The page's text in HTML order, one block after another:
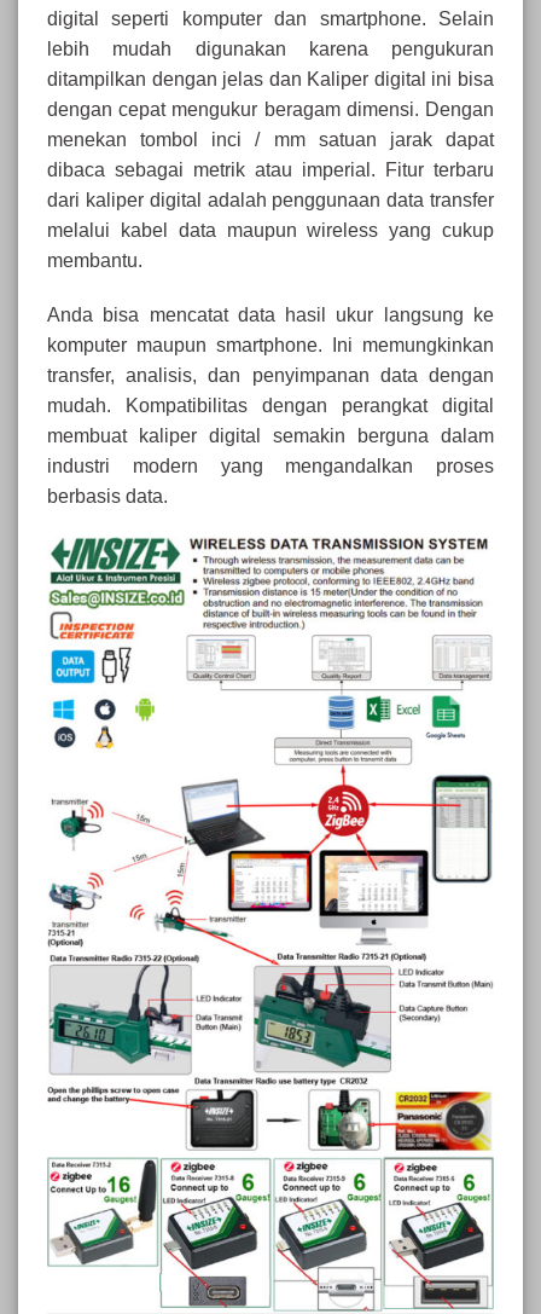
digital seperti komputer dan smartphone. Selain
lebih mudah digunakan karena pengukuran
ditampilkan dengan jelas dan Kaliper digital ini bisa
dengan cepat mengukur beragam dimensi. Dengan
menekan tombol inci / mm satuan jarak dapat
dibaca sebagai metrik atau imperial. Fitur terbaru
dari kaliper digital adalah penggunaan data transfer
melalui kabel data maupun wireless yang cukup
membantu.
Anda bisa mencatat data hasil ukur langsung ke
komputer maupun smartphone. Ini memungkinkan
transfer, analisis, dan penyimpanan data dengan
mudah. Kompatibilitas dengan perangkat digital
membuat kaliper digital semakin berguna dalam
industri modern yang mengandalkan proses
berbasis data.